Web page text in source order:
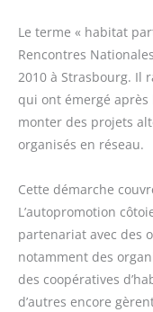
Le terme « habitat
Rencontres
2010 à Strasbourg. Il
qui ont émergé
monter des projets
organisés en réseau.
Cette démarche
L’autopromotion
partenariat avec des
notamment des
des coopératives
d’autres encore